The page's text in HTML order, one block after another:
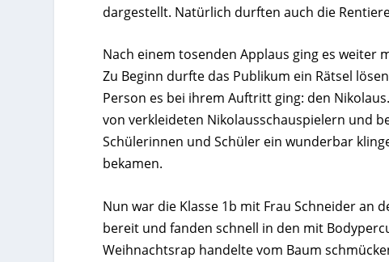
dargestellt. Natürlich durften auch die
Nach einem tosenden Applaus ging es weiter
Zu Beginn durfte das Publikum ein Rätsel
Person es bei ihrem Auftritt ging: den
von verkleideten Nikolausschauspielern und
Schülerinnen und Schüler ein wunderbar
bekamen.
Nun war die Klasse 1b mit Frau Schneider an
bereit und fanden schnell in den mit
Weihnachtsrap handelte vom Baum